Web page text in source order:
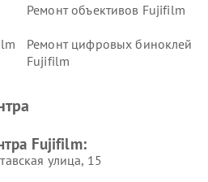
Ремонт объективов Fujifilm
Ремонт цифровых биноклей
Fujifilm
Fujifilm:
улица, 15